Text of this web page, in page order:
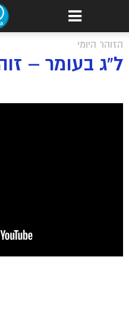
הזוהר היומי
ל”ג בעומר –